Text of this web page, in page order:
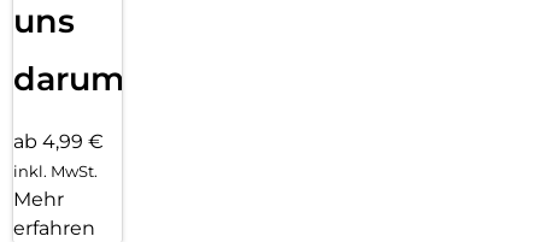
uns
darum!
ab 4,99 €
inkl. MwSt.
Mehr
erfahren